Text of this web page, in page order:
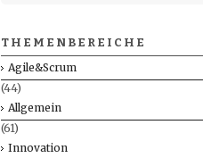
THEMENBEREICHE
Agile&Scrum
(44)
Allgemein
(61)
Innovation